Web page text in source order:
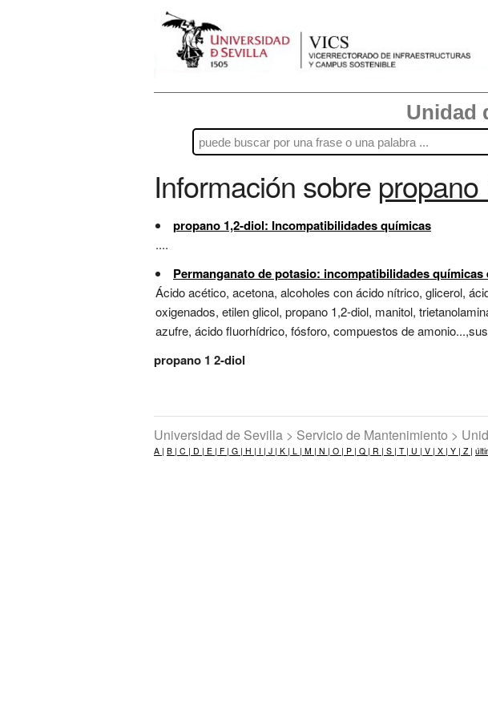
Unidad
Información sobre propano
propano 1,2-diol: Incompatibilidades químicas
....
Permanganato de potasio: incompatibilidades
Ácido acético, acetona, alcoholes con ácido nítrico, glicerol,
oxigenados, etilen glicol, propano 1,2-diol, manitol,
azufre, ácido fluorhídrico, fósforo, compuestos de
propano 1 2-diol
Universidad de Sevilla > Servicio de Mantenimiento >
A | B | C | D | E | F | G | H | I | J | K | L | M | N | O | P | Q | R | S | T | U | V | X | Y | Z |